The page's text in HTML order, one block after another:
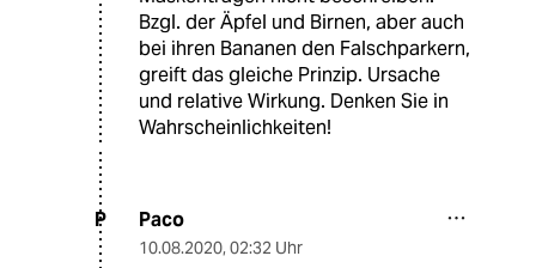
Bzgl. der Äpfel und Birnen, aber auch
bei ihren Bananen den Falschparkern,
greift das gleiche Prinzip. Ursache
und relative Wirkung. Denken Sie in
Wahrscheinlichkeiten!
P Paco
10.08.2020, 02:32 Uhr